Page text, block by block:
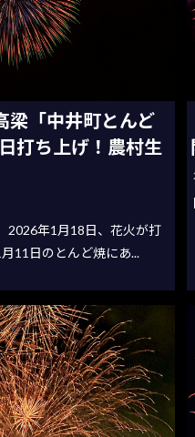
梁「中井町とんど
打ち上げ！農村生
2026年1月18日、花火が打
11日のとんど焼にあ...